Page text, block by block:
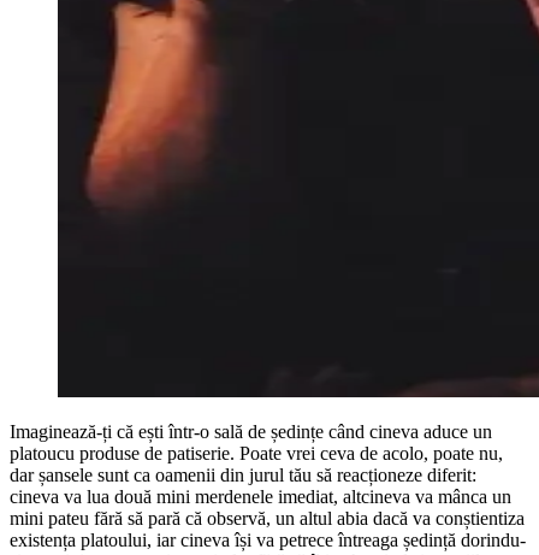
Imaginează-ți că ești într-o sală de ședințe când cineva aduce un
platoucu produse de patiserie. Poate vrei ceva de acolo, poate nu,
dar șansele sunt ca oamenii din jurul tău să reacționeze diferit:
cineva va lua două mini merdenele imediat, altcineva va mânca un
mini pateu fără să pară că observă, un altul abia dacă va conștientiza
existența platoului, iar cineva își va petrece întreaga ședință dorindu-